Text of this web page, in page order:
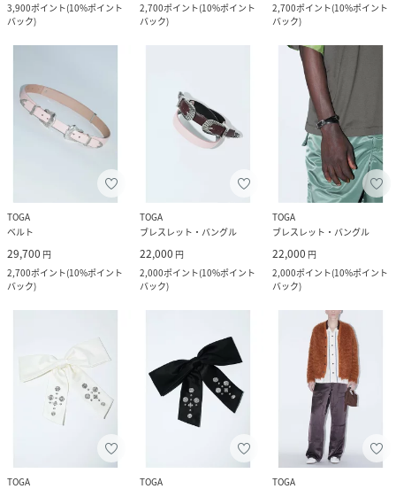
3,900ポイント(10%ポイント
バック)
2,700ポイント(10%ポイント
バック)
2,700ポイント(10%ポイント
バック)
TOGA
ベルト
29,700 円
2,700ポイント(10%ポイント
バック)
TOGA
ブレスレット・バングル
22,000 円
2,000ポイント(10%ポイント
バック)
TOGA
ブレスレット・バングル
22,000 円
2,000ポイント(10%ポイント
バック)
TOGA
TOGA
TOGA